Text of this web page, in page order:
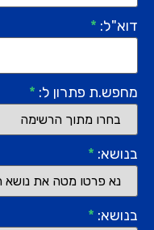
דוא"ל: *
מחפש.ת פתרון ל: *
בנושא: *
בנושא: *